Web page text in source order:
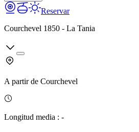
Reservar
Courchevel 1850 - La Tania
A partir de Courchevel
Longitud media : -